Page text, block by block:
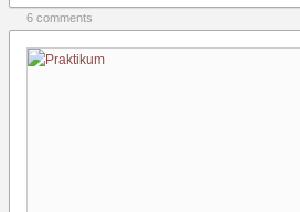
6 comments